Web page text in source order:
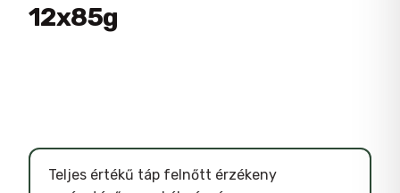
12x85g
Teljes értékű táp felnőtt érzékeny